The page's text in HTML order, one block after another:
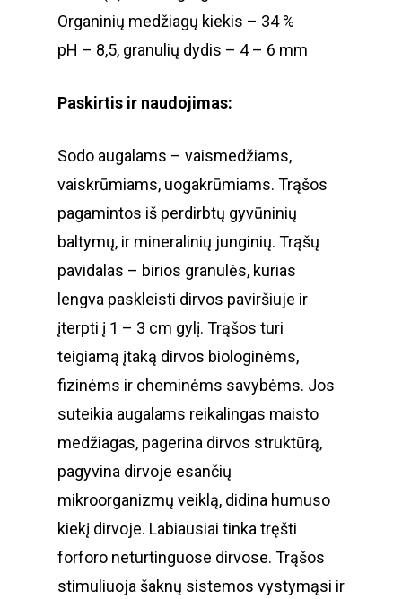
Organinių medžiagų kiekis – 34 %
pH – 8,5, granulių dydis – 4 – 6 mm
Paskirtis ir naudojimas:
Sodo augalams – vaismedžiams,
vaiskrūmiams, uogakrūmiams. Trąšos
pagamintos iš perdirbtų gyvūninių
baltymų, ir mineralinių junginių. Trąšų
pavidalas – birios granulės, kurias
lengva paskleisti dirvos paviršiuje ir
įterpti į 1 – 3 cm gylį. Trąšos turi
teigiamą įtaką dirvos biologinėms,
fizinėms ir cheminėms savybėms. Jos
suteikia augalams reikalingas maisto
medžiagas, pagerina dirvos struktūrą,
pagyvina dirvoje esančių
mikroorganizmų veiklą, didina humuso
kiekį dirvoje. Labiausiai tinka tręšti
forforo neturtinguose dirvose. Trąšos
stimuliuoja šaknų sistemos vystymąsi ir
KANAPĖS
ALIEJUS
PROTEINAS
BRANDUOLIAI
KONTAKTAI
RINKODAROS
PREKYBOS E-